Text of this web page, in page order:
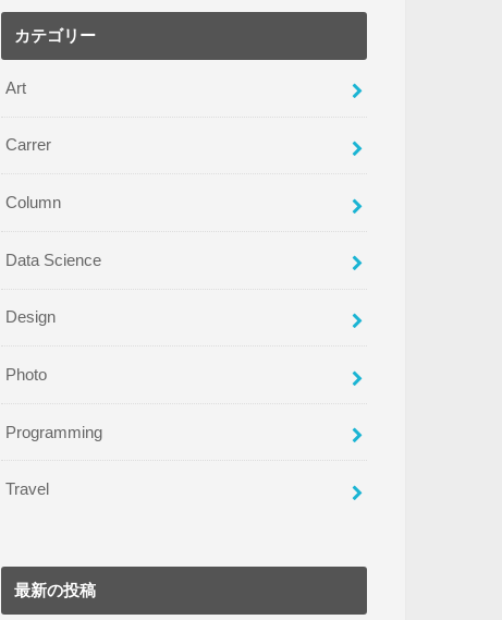
カテゴリー
Art
Carrer
Column
Data Science
Design
Photo
Programming
Travel
最新の投稿